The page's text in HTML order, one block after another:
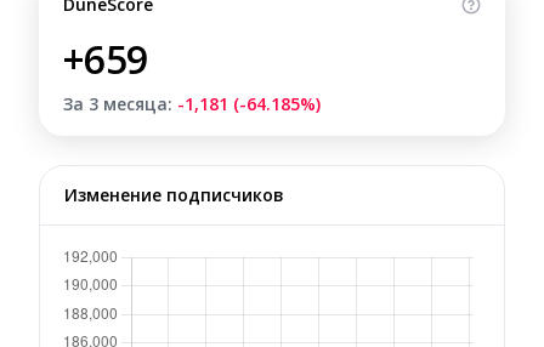
+659
За 3 месяца: -1,181 (-64.185%)
Изменение подписчиков